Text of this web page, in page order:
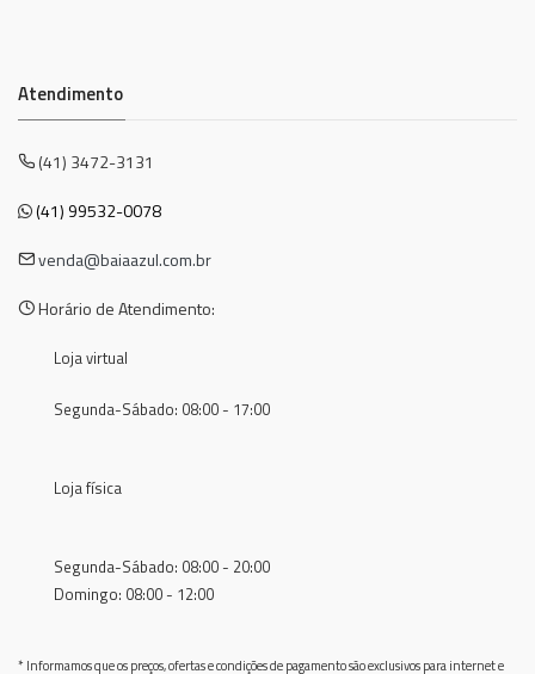
Atendimento
(41) 3472-3131
(41) 99532-0078
venda@baiaazul.com.br
Horário de Atendimento:
Loja virtual
Segunda-Sábado: 08:00 - 17:00
Loja física
Segunda-Sábado: 08:00 - 20:00
Domingo: 08:00 - 12:00
* Informamos que os preços, ofertas e condições de pagamento são exclusivos para internet e